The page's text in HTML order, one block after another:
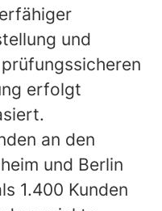
und
erfolgt
an den
und Berlin
1.400 Kunden